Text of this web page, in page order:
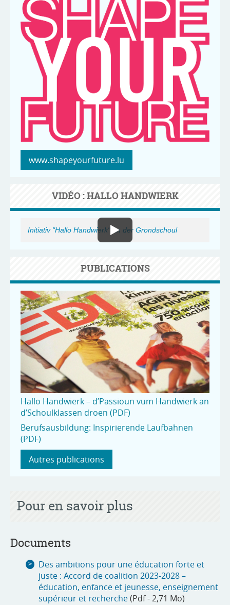
www.shapeyourfuture.lu
VIDÉO : HALLO HANDWIERK
Initiativ "Hallo Handwierk" an der Grondschoul
PUBLICATIONS
Hallo Handwierk – d’Passioun vum Handwierk an
d’Schoulklassen droen (PDF)
Berufsausbildung: Inspirierende Laufbahnen
(PDF)
Autres publications
Pour en savoir plus
Documents
Des ambitions pour une éducation forte et
juste : Accord de coalition 2023-2028 –
éducation, enfance et jeunesse, enseignement
supérieur et recherche(Pdf - 2,71 Mo)